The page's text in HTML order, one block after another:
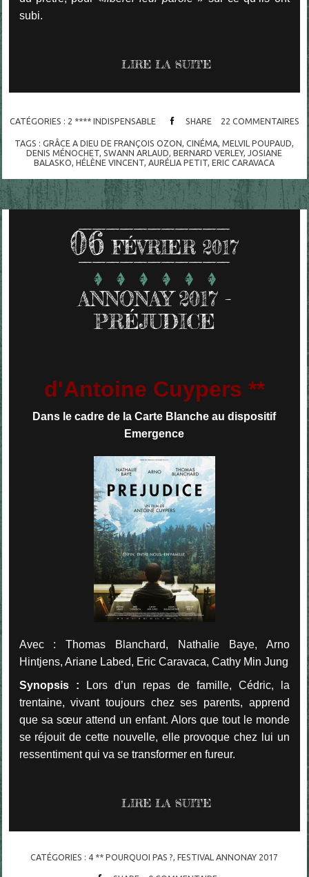
subi.
LIRE LA SUITE
CATÉGORIES : 2 **** INDISPENSABLE SHARE 22 COMMENTAIRES
TAGS :GRÂCE A DIEU DE FRANÇOIS OZON,CINÉMA,MELVIL POUPAUD,
DENIS MÉNOCHET,SWANN ARLAUD,BERNARD VERLEY,JOSIANE
BALASKO,HÉLÈNE VINCENT,AURÉLIA PETIT,ERIC CARAVACA
06 FÉVRIER 2017
ANNONAY 2017 -
PRÉJUDICE
d'Antoine Cuypers **
Dans le cadre de la Carte Blanche au dispositif
Emergence
Avec : Thomas Blanchard, Nathalie Baye, Arno
Hintjens, Ariane Labed, Eric Caravaca, Cathy Min Jung
Synopsis : Lors d’un repas de famille, Cédric, la
trentaine, vivant toujours chez ses parents, apprend
que sa sœur attend un enfant. Alors que tout le monde
se réjouit de cette nouvelle, elle provoque chez lui un
ressentiment qui va se transformer en fureur.
LIRE LA SUITE
CATÉGORIES : 4 ** POURQUOI PAS ?,FESTIVAL ANNONAY 2017